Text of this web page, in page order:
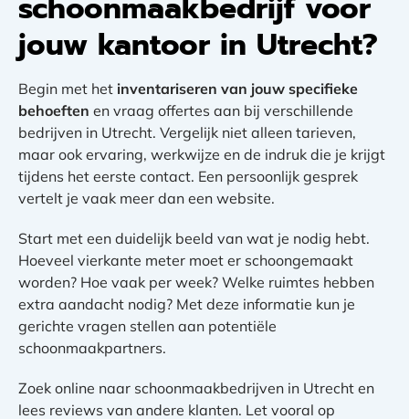
jouw kantoor in Utrecht?
Begin met het inventariseren van jouw specifieke
behoeften en vraag offertes aan bij verschillende
bedrijven in Utrecht. Vergelijk niet alleen tarieven,
maar ook ervaring, werkwijze en de indruk die je krijgt
tijdens het eerste contact. Een persoonlijk gesprek
vertelt je vaak meer dan een website.
Start met een duidelijk beeld van wat je nodig hebt.
Hoeveel vierkante meter moet er schoongemaakt
worden? Hoe vaak per week? Welke ruimtes hebben
extra aandacht nodig? Met deze informatie kun je
gerichte vragen stellen aan potentiële
schoonmaakpartners.
Zoek online naar schoonmaakbedrijven in Utrecht en
lees reviews van andere klanten. Let vooral op